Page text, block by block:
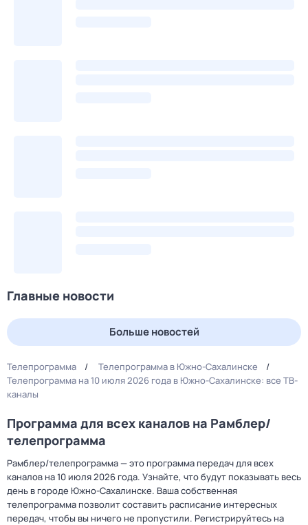
Главные новости
Больше новостей
Телепрограмма
Телепрограмма в Южно-Сахалинске
Телепрограмма на 10 июля 2026 года в Южно-Сахалинске: все ТВ-
каналы
Программа для всех каналов на Рамблер/
телепрограмма
Рамблер/телепрограмма — это программа передач для всех
каналов на 10 июля 2026 года. Узнайте, что будут показывать весь
день в городе Южно-Сахалинске. Ваша собственная
телепрограмма позволит составить расписание интересных
передач, чтобы вы ничего не пропустили. Регистрируйтесь на